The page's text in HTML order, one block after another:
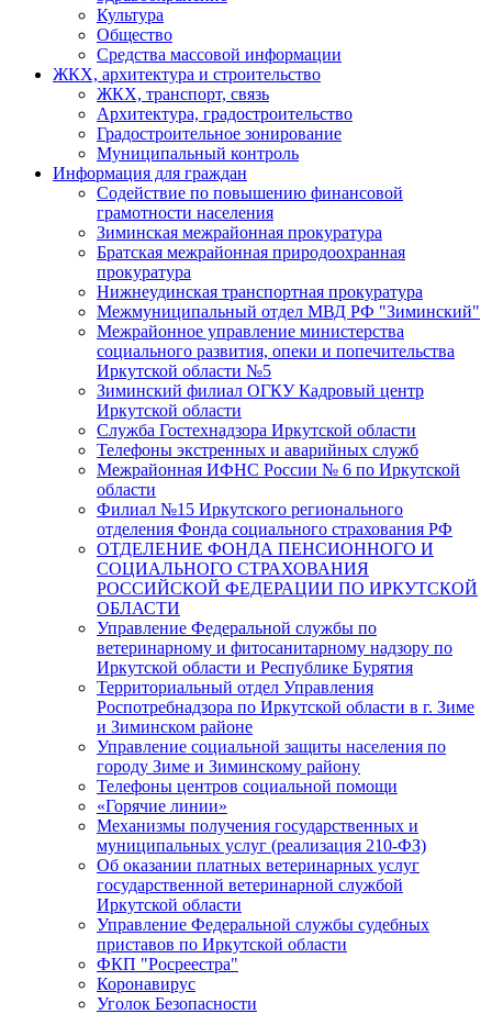
Культура
Общество
Средства массовой информации
ЖКХ, архитектура и строительство
ЖКХ, транспорт, связь
Архитектура, градостроительство
Градостроительное зонирование
Муниципальный контроль
Информация для граждан
Содействие по повышению финансовой
грамотности населения
Зиминская межрайонная прокуратура
Братская межрайонная природоохранная
прокуратура
Нижнеудинская транспортная прокуратура
Межмуниципальный отдел МВД РФ "Зиминский"
Межрайонное управление министерства
социального развития, опеки и попечительства
Иркутской области №5
Зиминский филиал ОГКУ Кадровый центр
Иркутской области
Служба Гостехнадзора Иркутской области
Телефоны экстренных и аварийных служб
Межрайонная ИФНС России № 6 по Иркутской
области
Филиал №15 Иркутского регионального
отделения Фонда социального страхования РФ
ОТДЕЛЕНИЕ ФОНДА ПЕНСИОННОГО И
СОЦИАЛЬНОГО СТРАХОВАНИЯ
РОССИЙСКОЙ ФЕДЕРАЦИИ ПО ИРКУТСКОЙ
ОБЛАСТИ
Управление Федеральной службы по
ветеринарному и фитосанитарному надзору по
Иркутской области и Республике Бурятия
Территориальный отдел Управления
Роспотребнадзора по Иркутской области в г. Зиме
и Зиминском районе
Управление социальной защиты населения по
городу Зиме и Зиминскому району
Телефоны центров социальной помощи
«Горячие линии»
Механизмы получения государственных и
муниципальных услуг (реализация 210-ФЗ)
Об оказании платных ветеринарных услуг
государственной ветеринарной службой
Иркутской области
Управление Федеральной службы судебных
приставов по Иркутской области
ФКП "Росреестра"
Коронавирус
Уголок Безопасности